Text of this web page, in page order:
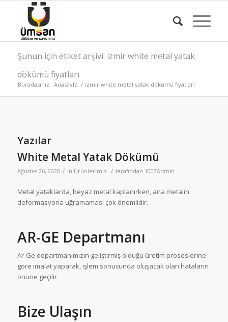
Şunun için etiket arşivi: izmir white metal yatak
dökümü fiyatları
Buradasınız: Anasayfa / izmir white metal yatak dökümü fiyatları
Yazılar
White Metal Yatak Dökümü
Ağustos 26, 2020 / in Ürünlerimiz / tarafından 1007Admin
Metal yataklarda, beyaz metal kaplanırken, ana metalin
deformasyona uğramaması çok önemlidir.
AR-GE Departmanı
Ar-Ge departmanımızın geliştirmiş olduğu üretim proseslerine
göre imalat yaparak, işlem sonucunda oluşacak olan hataların
önüne geçilir.
Bize Ulaşın